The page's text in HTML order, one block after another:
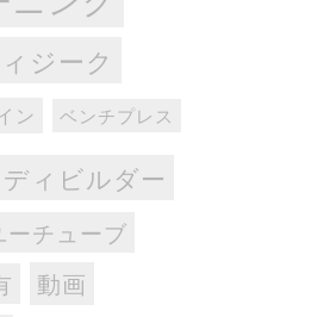
ジーク
ン ベンチプレス
ィビルダー
ーチューブ
動画